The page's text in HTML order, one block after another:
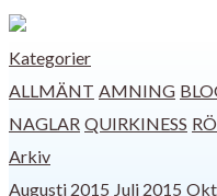
Kategorier
ALLMÄNT AMNING
NAGLAR QUIRKINESS
Arkiv
Augusti 2015 Juli 2015